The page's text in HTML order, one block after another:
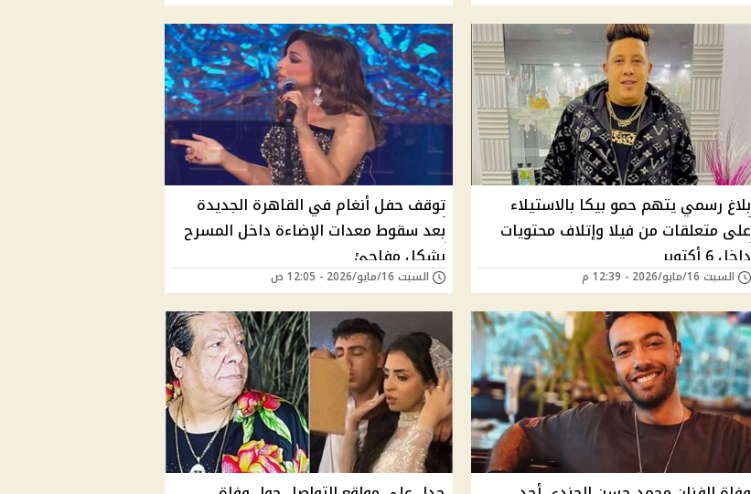
بلاغ رسمي يتهم حمو بيكا بالاستيلاء
على متعلقات من فيلا وإتلاف محتويات
داخل 6 أكتوبر
السبت 16/مايو/2026 - 12:39 م
توقف حفل أنغام في القاهرة الجديدة
بعد سقوط معدات الإضاءة داخل المسرح
بشكل مفاجئ
السبت 16/مايو/2026 - 12:05 ص